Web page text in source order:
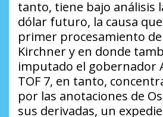
tanto, tiene bajo análisis
dólar futuro, la causa
primer procesamiento
Kirchner y en donde
imputado el gobernador
TOF 7, en tanto,
por las anotaciones de
sus derivadas, un